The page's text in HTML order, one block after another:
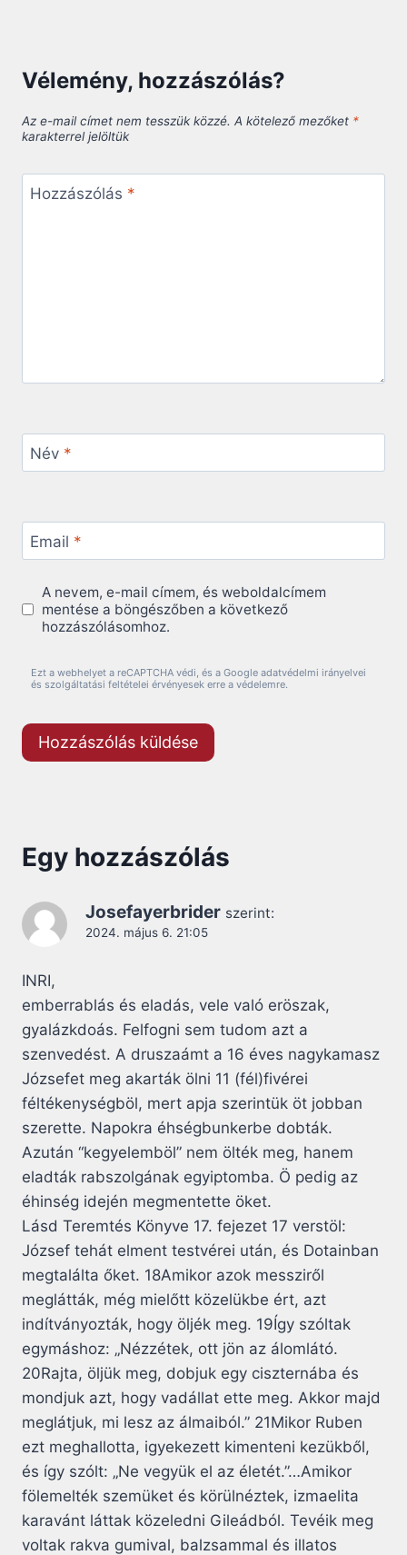
Vélemény, hozzászólás?
Az e-mail címet nem tesszük közzé. A kötelező mezőket *
karakterrel jelöltük
Hozzászólás *
Név *
Email *
A nevem, e-mail címem, és weboldalcímem
mentése a böngészőben a következő
hozzászólásomhoz.
Ezt a webhelyet a reCAPTCHA védi, és a Google adatvédelmi irányelvei
és szolgáltatási feltételei érvényesek erre a védelemre.
Egy hozzászólás
Josefayerbrider szerint:
2024. május 6. 21:05
INRI,
emberrablás és eladás, vele való eröszak,
gyalázkdoás. Felfogni sem tudom azt a
szenvedést. A druszaámt a 16 éves nagykamasz
Józsefet meg akarták ölni 11 (fél)fivérei
féltékenységböl, mert apja szerintük öt jobban
szerette. Napokra éhségbunkerbe dobták.
Azután “kegyelemböl” nem ölték meg, hanem
eladták rabszolgának egyiptomba. Ö pedig az
éhinség idején megmentette öket.
Lásd Teremtés Könyve 17. fejezet 17 verstöl:
József tehát elment testvérei után, és Dotainban
megtalálta őket. 18Amikor azok messziről
meglátták, még mielőtt közelükbe ért, azt
indítványozták, hogy öljék meg. 19Így szóltak
egymáshoz: „Nézzétek, ott jön az álomlátó.
20Rajta, öljük meg, dobjuk egy ciszternába és
mondjuk azt, hogy vadállat ette meg. Akkor majd
meglátjuk, mi lesz az álmaiból.” 21Mikor Ruben
ezt meghallotta, igyekezett kimenteni kezükből,
és így szólt: „Ne vegyük el az életét.”…Amikor
fölemelték szemüket és körülnéztek, izmaelita
karavánt láttak közeledni Gileádból. Tevéik meg
voltak rakva gumival, balzsammal és illatos